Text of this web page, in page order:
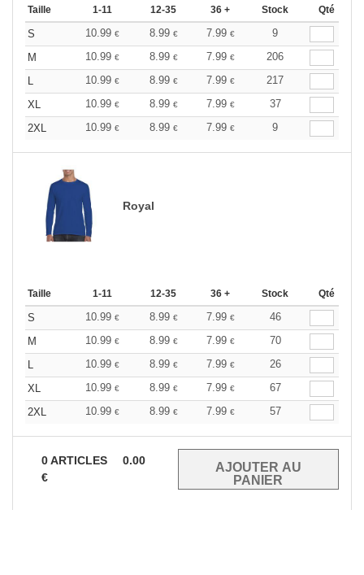
Taille 1-11 12-35 36 + Stock Qté
S 10.99 € 8.99 € 7.99 €
9
M
10.99 € 8.99 € 7.99 €
206
L
10.99 € 8.99 € 7.99 €
217
XL
10.99 € 8.99 € 7.99 €
37
2XL
10.99 € 8.99 € 7.99 € 9
Royal
Taille 1-11 12-35 36 + Stock Qté
S 10.99 € 8.99 € 7.99 €
46
M
10.99 € 8.99 € 7.99 €
70
L
10.99 € 8.99 € 7.99 €
26
XL
10.99 € 8.99 € 7.99 €
67
2XL
10.99 € 8.99 € 7.99 € 57
0ARTICLES
0.00
€